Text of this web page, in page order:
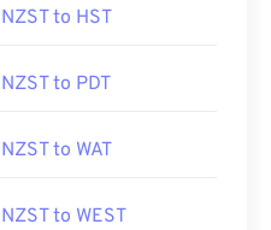
NZST to HST
NZST to PDT
NZST to WAT
NZST to WEST